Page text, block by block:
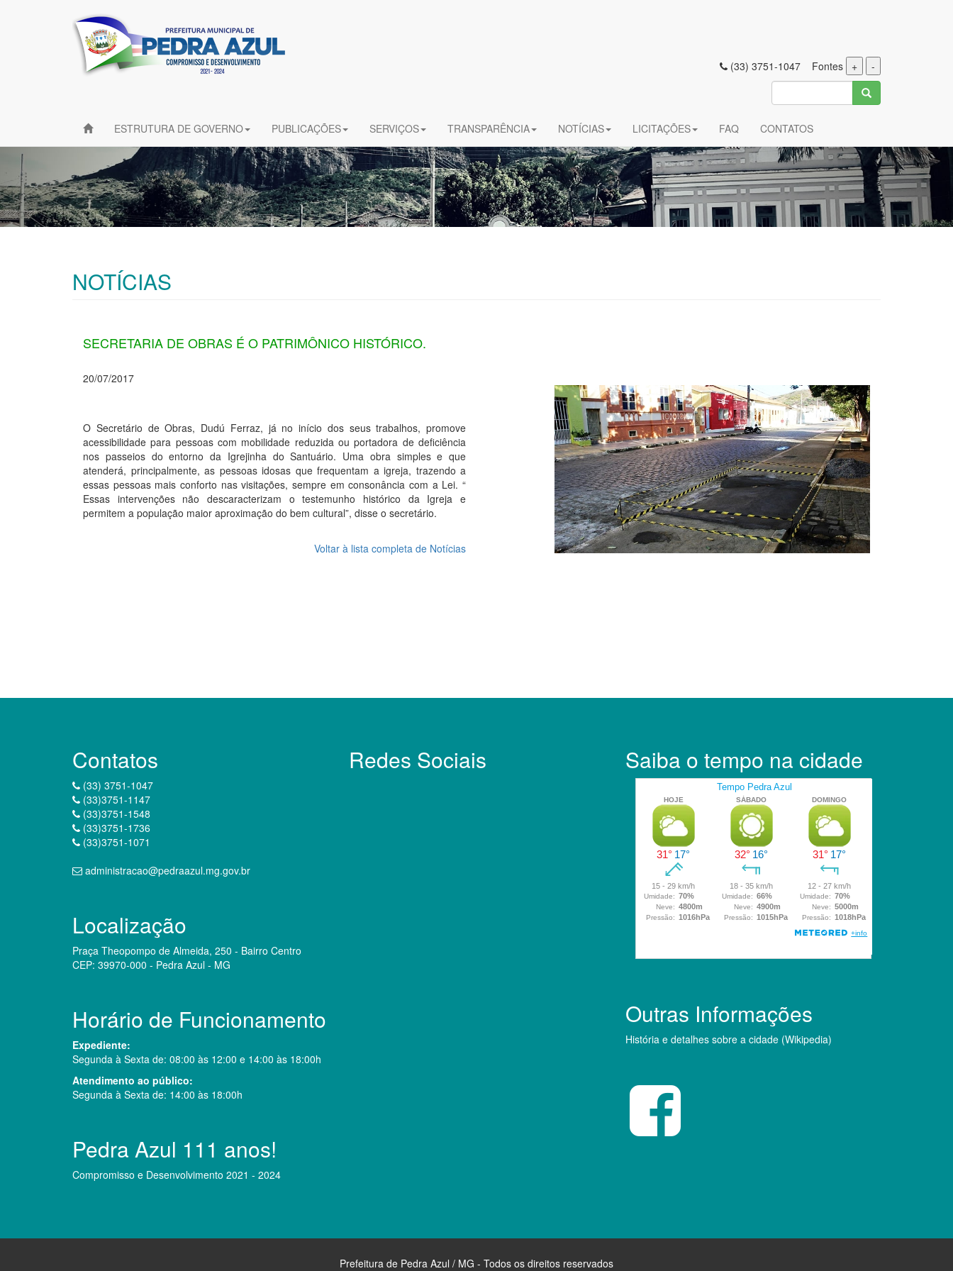
(33) 3751-1047 Fontes + -
ESTRUTURA DE GOVERNO PUBLICAÇÕES SERVIÇOS TRANSPARÊNCIA NOTÍCIAS LICITAÇÕES FAQ CONTATOS
NOTÍCIAS
SECRETARIA DE OBRAS É O PATRIMÔNICO HISTÓRICO.
20/07/2017
O Secretário de Obras, Dudú Ferraz, já no início dos seus trabalhos, promove
acessibilidade para pessoas com mobilidade reduzida ou portadora de deficiência
nos passeios do entorno da Igrejinha do Santuário. Uma obra simples e que
atenderá, principalmente, as pessoas idosas que frequentam a igreja, trazendo a
essas pessoas mais conforto nas visitações, sempre em consonância com a Lei. “
Essas intervenções não descaracterizam o testemunho histórico da Igreja e
permitem a população maior aproximação do bem cultural”, disse o secretário.
Voltar à lista completa de Notícias
Contatos
(33) 3751-1047
(33)3751-1147
(33)3751-1548
(33)3751-1736
(33)3751-1071
administracao@pedraazul.mg.gov.br
Localização
Praça Theopompo de Almeida, 250 - Bairro Centro
CEP: 39970-000 - Pedra Azul - MG
Horário de Funcionamento
Expediente:
Segunda à Sexta de: 08:00 às 12:00 e 14:00 às 18:00h
Atendimento ao público:
Segunda à Sexta de: 14:00 às 18:00h
Pedra Azul 111 anos!
Compromisso e Desenvolvimento 2021 - 2024
Redes Sociais Saiba o tempo na cidade
Outras Informações
História e detalhes sobre a cidade (Wikipedia)
Prefeitura de Pedra Azul / MG - Todos os direitos reservados